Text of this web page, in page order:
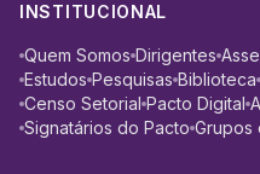
INSTITUCIONAL
Quem Somos Dirigentes
Estudos Pesquisas Biblioteca
Censo Setorial Pacto Digital
Signatários do Pacto Grupos